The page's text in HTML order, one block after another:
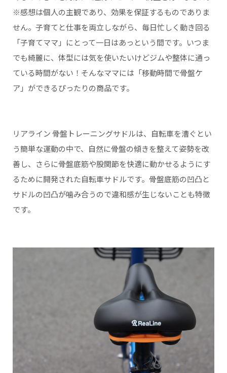
※感想は個人の主観であり、効果を保証するものでありま
せん。子育てと仕事を両立しながら、毎日忙しく動き回る
「子育てママ」にとって一日はあっという間です。いつま
でも綺麗に、体型には気を使いたいけどジムや整体に通っ
ている時間がない！そんなママには「移動時間で骨盤ケ
ア」ができるぴったりの商品です。
リアライン 骨盤トレーニングサドルは、自転車を漕ぐとい
う簡単な運動の中で、自然に骨盤の傾きを整えて姿勢を改
善し、さらに骨盤底筋や股関節を快適に動かせるようにす
るために開発された自転車サドルです。骨盤底筋の凹凸と
サドルの凹凸が噛み合うので違和感が生じないことも特徴
です。